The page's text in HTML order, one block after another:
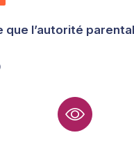
que l’autorité